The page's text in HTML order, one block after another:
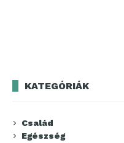
KATEGÓRIÁK
Család
Egészség